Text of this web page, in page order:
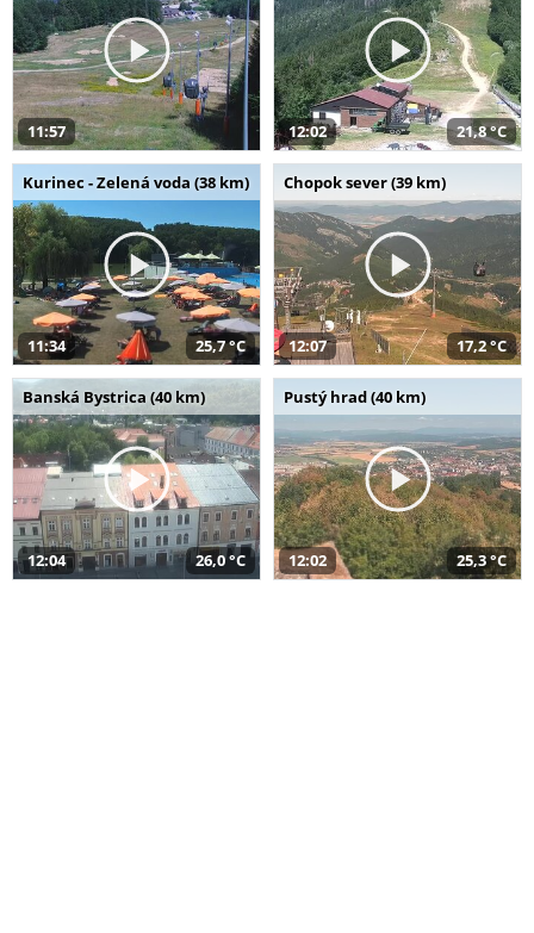
11:57 12:02 21,8 °C
Kurinec - Zelená voda (38 km)
11:34 25,7 °C
Chopok sever (39 km)
12:07 17,2 °C
Banská Bystrica (40 km)
12:04 26,0 °C
Pustý hrad (40 km)
12:02 25,3 °C